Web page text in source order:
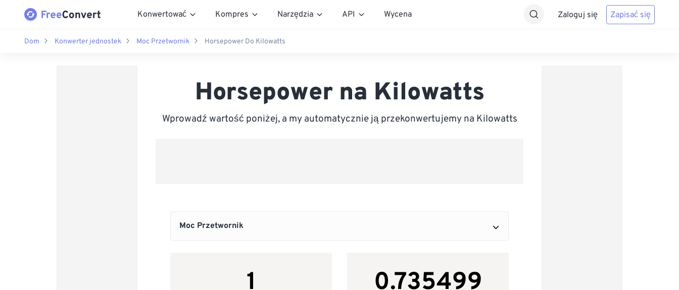
Konwertować Kompres Narzędzia API Wycena Zaloguj się Zapisać się
Dom Konwerter jednostek Moc Przetwornik Horsepower Do Kilowatts
Horsepower na Kilowatts
Wprowadź wartość poniżej, a my automatycznie ją przekonwertujemy na Kilowatts